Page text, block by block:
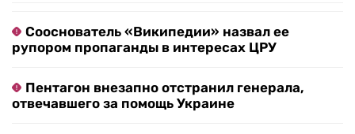
Сооснователь «Википедии» назвал ее
рупором пропаганды в интересах ЦРУ
Пентагон внезапно отстранил генерала,
отвечавшего за помощь Украине